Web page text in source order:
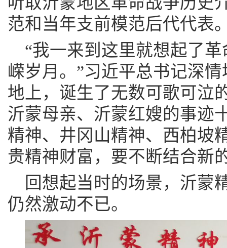
范和当年支前模范后代代表
“我一来到这里就想起了
嵘岁月。”习近平总书记深
地上，诞生了无数可歌可泣
沂蒙母亲、沂蒙红嫂的事迹
精神、井冈山精神、西柏坡
贵精神财富，要不断结合新
回想起当时的场景，沂蒙
仍然激动不已。